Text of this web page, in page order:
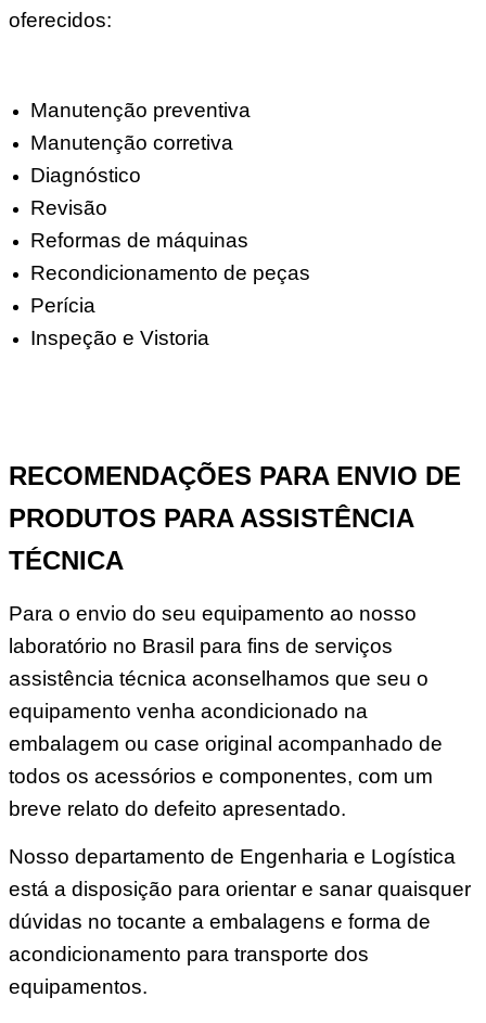
oferecidos:
Manutenção preventiva
Manutenção corretiva
Diagnóstico
Revisão
Reformas de máquinas
Recondicionamento de peças
Perícia
Inspeção e Vistoria
RECOMENDAÇÕES PARA ENVIO DE
PRODUTOS PARA ASSISTÊNCIA
TÉCNICA
Para o envio do seu equipamento ao nosso
laboratório no Brasil para fins de serviços
assistência técnica aconselhamos que seu o
equipamento venha acondicionado na
embalagem ou case original acompanhado de
todos os acessórios e componentes, com um
breve relato do defeito apresentado.
Nosso departamento de Engenharia e Logística
está a disposição para orientar e sanar quaisquer
dúvidas no tocante a embalagens e forma de
acondicionamento para transporte dos
equipamentos.